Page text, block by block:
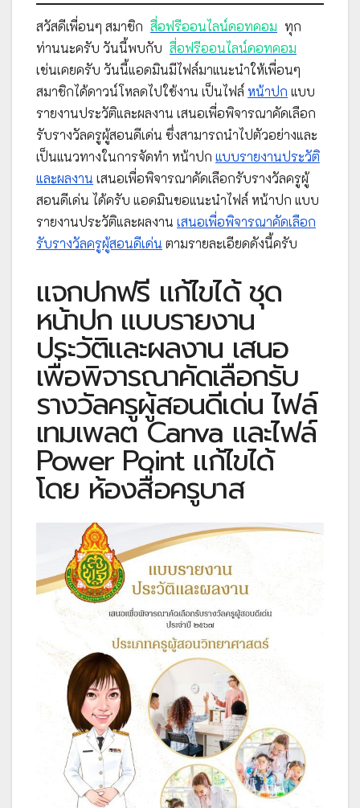
สวัสดีเพื่อนๆ สมาชิก สื่อฟรีออนไลน์ดอทคอม ทุก
ท่านนะครับ วันนี้พบกับ สื่อฟรีออนไลน์ดอทคอม
เช่นเคยครับ วันนี้แอดมินมีไฟล์มาแนะนำให้เพื่อนๆ
สมาชิกได้ดาวน์โหลดไปใช้งาน เป็นไฟล์ หน้าปก แบบ
รายงานประวัติและผลงาน เสนอเพื่อพิจารณาคัดเลือก
รับรางวัลครูผู้สอนดีเด่น ซึ่งสามารถนำไปตัวอย่างและ
เป็นแนวทางในการจัดทำ หน้าปก แบบรายงานประวัติ
และผลงาน เสนอเพื่อพิจารณาคัดเลือกรับรางวัลครูผู้
สอนดีเด่น ได้ครับ แอดมินขอแนะนำไฟล์ หน้าปก แบบ
รายงานประวัติและผลงาน เสนอเพื่อพิจารณาคัดเลือก
รับรางวัลครูผู้สอนดีเด่น ตามรายละเอียดดังนี้ครับ
แจกปกฟรี แก้ไขได้ ชุด
หน้าปก แบบรายงาน
ประวัติและผลงาน เสนอ
เพื่อพิจารณาคัดเลือกรับ
รางวัลครูผู้สอนดีเด่น ไฟล์
เทมเพลต Canva และไฟล์
Power Point แก้ไขได้
โดย ห้องสื่อครูบาส